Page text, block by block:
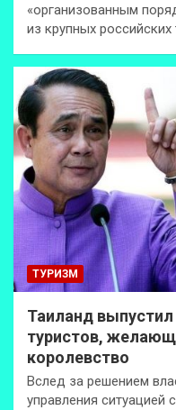
«организованным
из крупных российских
ТУРИЗМ
Таиланд
туристов,
королевство
Вслед за решением
управления ситуацией